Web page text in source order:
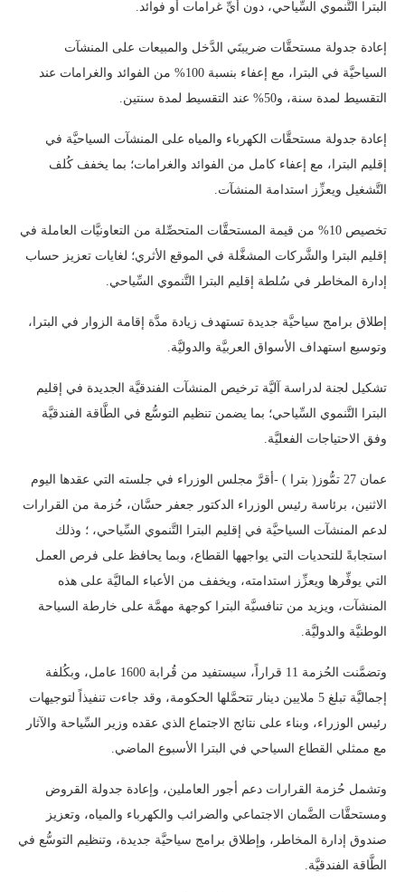
البترا التَّنموي السِّياحي، دون أيِّ غرامات أو فوائد.
إعادة جدولة مستحقَّات ضريبتَي الدَّخل والمبيعات على المنشآت
السياحيَّة في البترا، مع إعفاء بنسبة 100% من الفوائد والغرامات عند
التقسيط لمدة سنة، و50% عند التقسيط لمدة سنتين.
إعادة جدولة مستحقَّات الكهرباء والمياه على المنشآت السياحيَّة في
إقليم البترا، مع إعفاء كامل من الفوائد والغرامات؛ بما يخفف كُلف
التَّشغيل ويعزِّز استدامة المنشآت.
تخصيص 10% من قيمة المستحقَّات المتحصِّلة من التعاونيَّات العاملة في
إقليم البترا والشَّركات المشغَّلة في الموقع الأثري؛ لغايات تعزيز حساب
إدارة المخاطر في سُلطة إقليم البترا التَّنموي السِّياحي.
إطلاق برامج سياحيَّة جديدة تستهدف زيادة مدَّة إقامة الزوار في البترا،
وتوسيع استهداف الأسواق العربيَّة والدوليَّة.
تشكيل لجنة لدراسة آليَّة ترخيص المنشآت الفندقيَّة الجديدة في إقليم
البترا التَّنموي السِّياحي؛ بما يضمن تنظيم التوسُّع في الطَّاقة الفندقيَّة
وفق الاحتياجات الفعليَّة.
عمان 27 تمُّوز( بترا ) -أقرَّ مجلس الوزراء في جلسته التي عقدها اليوم
الاثنين، برئاسة رئيس الوزراء الدكتور جعفر حسَّان، حُزمة من القرارات
لدعم المنشآت السياحيَّة في إقليم البترا التَّنموي السِّياحي، ؛ وذلك
استجابةً للتحديات التي يواجهها القطاع، وبما يحافظ على فرص العمل
التي يوفِّرها ويعزِّز استدامته، ويخفف من الأعباء الماليَّة على هذه
المنشآت، ويزيد من تنافسيَّة البترا كوجهة مهمَّة على خارطة السياحة
الوطنيَّة والدوليَّة.
وتضمَّنت الحُزمة 11 قراراً، سيستفيد من قُرابة 1600 عامل، وبكُلفة
إجماليَّة تبلغ 5 ملايين دينار تتحمَّلها الحكومة، وقد جاءت تنفيذاً لتوجيهات
رئيس الوزراء، وبناء على نتائج الاجتماع الذي عقده وزير السِّياحة والآثار
مع ممثلي القطاع السياحي في البترا الأسبوع الماضي.
وتشمل حُزمة القرارات دعم أجور العاملين، وإعادة جدولة القروض
ومستحقَّات الضَّمان الاجتماعي والضرائب والكهرباء والمياه، وتعزيز
صندوق إدارة المخاطر، وإطلاق برامج سياحيَّة جديدة، وتنظيم التوسُّع في
الطَّاقة الفندقيَّة.